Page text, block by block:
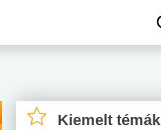
Kiemelt témák